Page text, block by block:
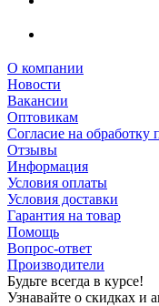
О компании
Новости
Вакансии
Оптовикам
Cогласие на
Отзывы
Информация
Условия оплаты
Условия доставки
Гарантия на товар
Помощь
Вопрос-ответ
Производители
Будьте всегда в курсе!
Узнавайте о скидках и